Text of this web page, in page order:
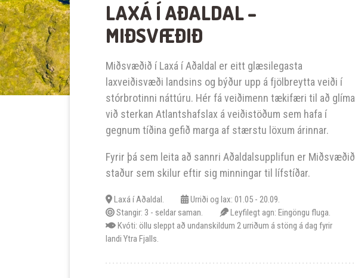
LAXÁ Í AÐALDAL –
MIÐSVÆÐIÐ
Miðsvæðið í Laxá í Aðaldal er eitt glæsilegasta
laxveiðisvæði landsins og býður upp á fjölbreytta veiði í
stórbrotinni náttúru. Hér fá veiðimenn tækifæri til að glíma
við sterkan Atlantshafslax á veiðistöðum sem hafa í
gegnum tíðina gefið marga af stærstu löxum árinnar.
Fyrir þá sem leita að sannri Aðaldalsupplifun er Miðsvæðið
staður sem skilur eftir sig minningar til lífstíðar.
Laxá í Aðaldal.
Urriði og lax: 01.05 - 20.09.
Stangir: 3 - seldar saman.
Leyfilegt agn: Eingöngu fluga.
Kvóti: öllu sleppt að undanskildum 2 urriðum á stöng á dag fyrir
landi Ytra Fjalls.